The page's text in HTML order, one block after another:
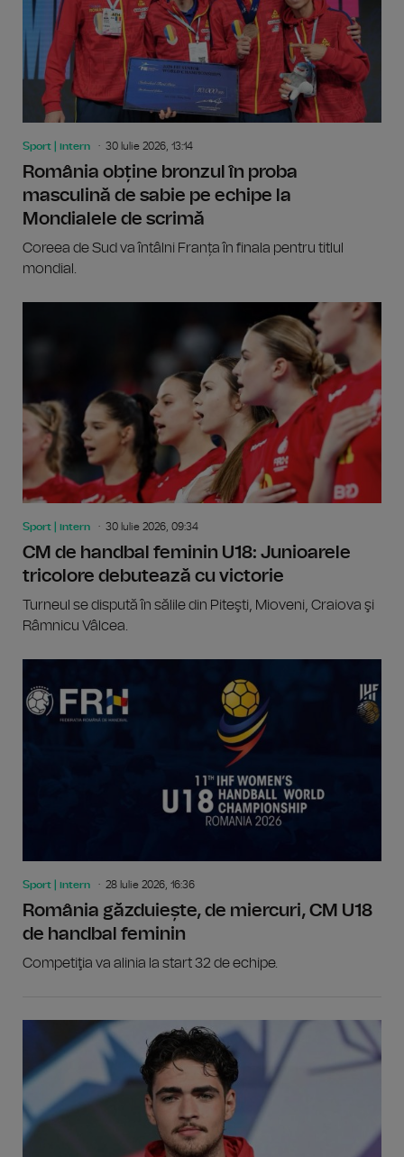
Sport | intern 30 Iulie 2026, 13:14
România obține bronzul în proba
masculină de sabie pe echipe la
Mondialele de scrimă
Coreea de Sud va întâlni Franța în finala pentru titlul
mondial.
Sport | intern 30 Iulie 2026, 09:34
CM de handbal feminin U18: Junioarele
tricolore debutează cu victorie
Turneul se dispută în sălile din Piteşti, Mioveni, Craiova şi
Râmnicu Vâlcea.
Sport | intern 28 Iulie 2026, 16:36
România găzduiește, de miercuri, CM U18
de handbal feminin
Competiţia va alinia la start 32 de echipe.